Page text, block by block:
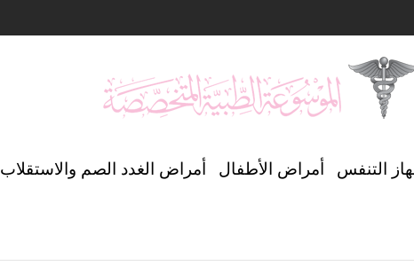
التنفس أمراض الأطفال أمراض الغدد الصم والاستقلاب